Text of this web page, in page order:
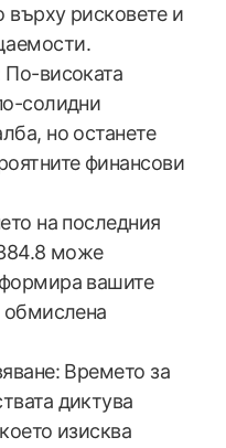
върху рисковете и
високата
солидни
но останете
финансови
на последния
може
вашите
обмислена
Времето за
диктува
изисква